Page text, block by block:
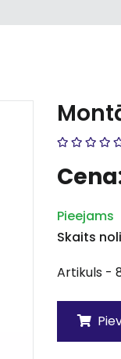
Pieejams
Skaits
Artikuls -